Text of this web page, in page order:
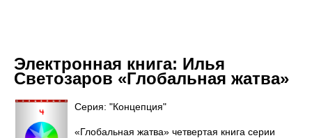
Электронная книга: Илья
Светозаров «Глобальная жатва»
Серия: "Концепция"
«Глобальная жатва» четвертая книга серии